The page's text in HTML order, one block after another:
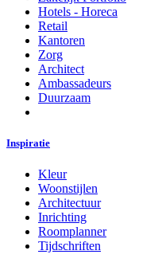
Hotels - Horeca
Retail
Kantoren
Zorg
Architect
Ambassadeurs
Duurzaam
Inspiratie
Kleur
Woonstijlen
Architectuur
Inrichting
Roomplanner
Tijdschriften